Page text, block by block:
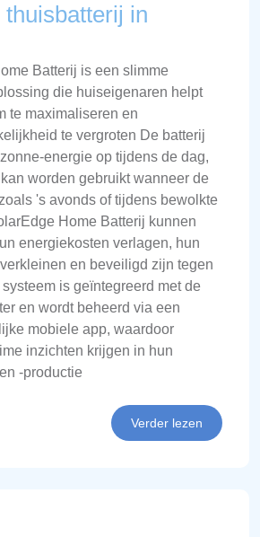
in
Batterij is een slimme
die huiseigenaren helpt
te maximaliseren en
te vergroten De batterij
energie op tijdens de dag,
worden gebruikt wanneer de
's avonds of tijdens bewolkte
Home Batterij kunnen
energiekosten verlagen, hun
en beveiligd zijn tegen
is geïntegreerd met de
en wordt beheerd via een
mobiele app, waardoor
inzichten krijgen in hun
-productie
Verder lezen